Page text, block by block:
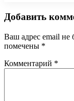
Добавить
Ваш адрес email не
помечены *
Комментарий *